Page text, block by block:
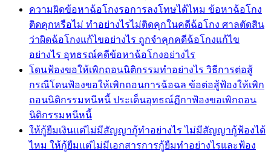
ความผิดข้อหาฉ้อโกงรอการลงโทษได้ไหม ข้อหาฉ้อโกง
ติดคุกหรือไม่ ทำอย่างไรไม่ติดคุกในคดีฉ้อโกง ศาลตัดสิน
ว่าผิดฉ้อโกงแก้ไขอย่างไร ถูกจำคุกคดีฉ้อโกงแก้ไข
อย่างไร อุทธรณ์คดีข้อหาฉ้อโกงอย่างไร
โดนฟ้องขอให้เพิกถอนนิติกรรมทำอย่างไร วิธีการต่อสู้
กรณีโดนฟ้องขอให้เพิกถอนการฉ้อฉล ข้อต่อสู้ฟ้องให้เพิก
ถอนนิติกรรมหนีหนี้ ประเด็นอุทธณ์ฏีกาฟ้องขอเพิกถอน
นิติกรรมหนีหนี้
ให้กู้ยืมเงินแต่ไม่มีสัญญากู้ทำอย่างไร ไม่มีสัญญากู้ฟ้องได้
ไหม ให้กู้ยืมแต่ไม่มีเอกสารการกู้ยืมทำอย่างไรและฟ้อง